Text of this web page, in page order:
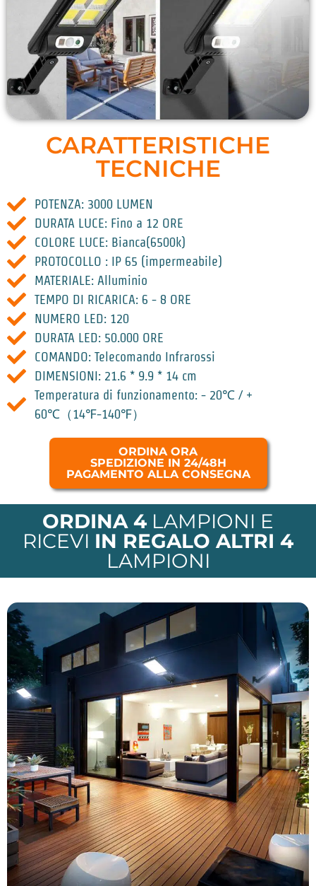
CARATTERISTICHE
TECNICHE
POTENZA: 3000 LUMEN
DURATA LUCE: Fino a 12 ORE
COLORE LUCE: Bianca(6500k)
PROTOCOLLO : IP 65 (impermeabile)
MATERIALE: Alluminio
TEMPO DI RICARICA: 6 - 8 ORE
NUMERO LED: 120
DURATA LED: 50.000 ORE
COMANDO: Telecomando Infrarossi
DIMENSIONI: 21.6 * 9.9 * 14 cm
Temperatura di funzionamento: - 20℃ / +
60℃（14℉-140℉）
ORDINA ORA
SPEDIZIONE IN 24/48H
PAGAMENTO ALLA CONSEGNA
ORDINA 4 LAMPIONI E
RICEVI IN REGALO ALTRI 4
LAMPIONI